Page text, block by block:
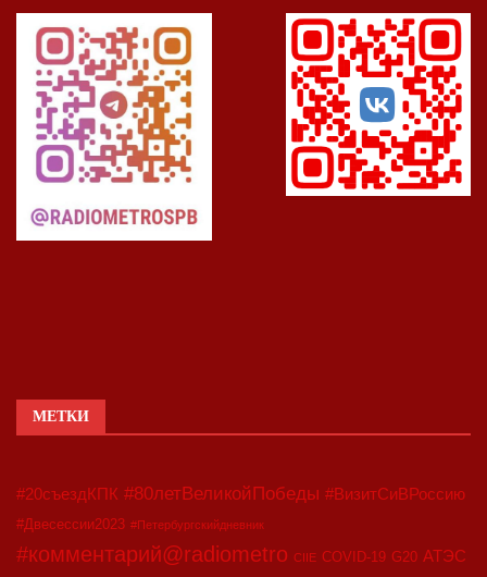
МЕТКИ
#20съездКПК #80летВеликойПобеды #ВизитСиВРоссию
#Двесессии2023 #Петербургскийдневник
#комментарий@radiometro CIIE COVID-19 G20 АТЭС